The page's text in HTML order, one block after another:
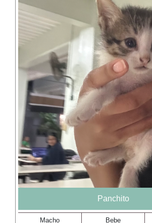
Panchito
Macho Bebe